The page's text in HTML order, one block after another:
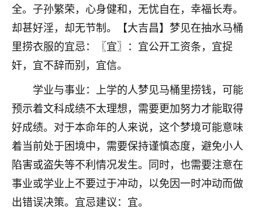
全。子孙繁荣，心身健和，无忧自在，幸福长寿。
却甚好淫，却无节制。【大吉昌】梦见在抽水马桶
里捞衣服的宜忌：〖宜〗：宜公开工资条，宜捉
奸，宜不辞而别，宜信。
学业与事业：上学的人梦见马桶里捞钱，可能
预示着文科成绩不太理想，需要更加努力才能取得
好成绩。对于本命年的人来说，这个梦境可能意味
着当前处于困境中，需要保持谨慎态度，避免小人
陷害或盗失等不利情况发生。同时，也需要注意在
事业或学业上不要过于冲动，以免因一时冲动而做
出错误决策。宜忌建议：宜。
鹿森：是的，其实跟老师聊过之后，最大的感
触，首先就是心态会变好，万般皆是命，半点
不由人！
1天前 来自四川
金白水清
我也想找老师看看，有没有人给个联系方式的啊？
鹿森：慧来老师微信：gjsy0624
1天前 来自江西 12
青春168